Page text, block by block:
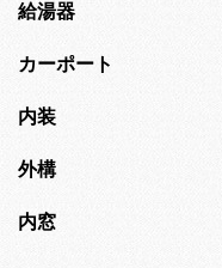
給湯器
カーポート
内装
外構
内窓